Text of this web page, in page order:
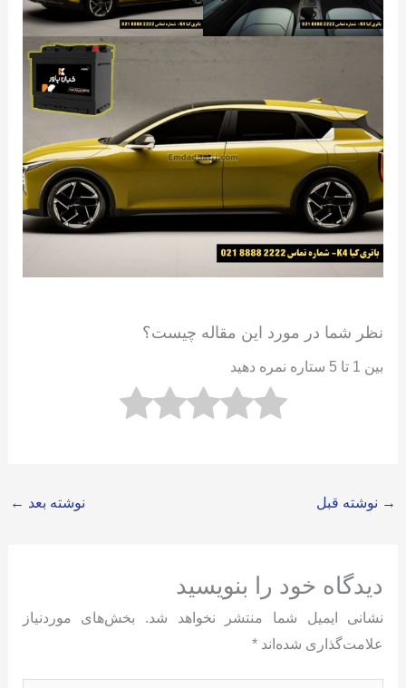
نظر شما در مورد این مقاله چیست؟
بین 1 تا 5 ستاره نمره دهید
→ نوشته قبل نوشته بعد ←
دیدگاه‌ خود را بنویسید
نشانی ایمیل شما منتشر نخواهد شد.
بخش‌های موردنیاز
علامت‌گذاری شده‌اند *